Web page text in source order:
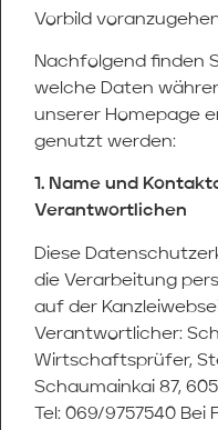
Vorbild
Nachfolgend finden
welche Daten
unserer Homepage
genutzt werden:
1. Name und
Verantwortlichen
Diese
die Verarbeitung
auf der
Verantwortlicher:
Wirtschaftsprüfer,
Schaumainkai 87,
Tel: 069/9757540